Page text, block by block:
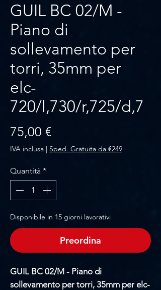
GUIL BC 02/M -
Piano di
sollevamento per
torri, 35mm per
elc-
720/l,730/r,725/d,7
75,00 €Prezzo
IVA inclusa | Sped. Gratuita da €249
Quantità *
Disponibile in 15 giorni lavorativi
Preordina
GUIL BC 02/M - Piano di
sollevamento per torri, 35mm per elc-